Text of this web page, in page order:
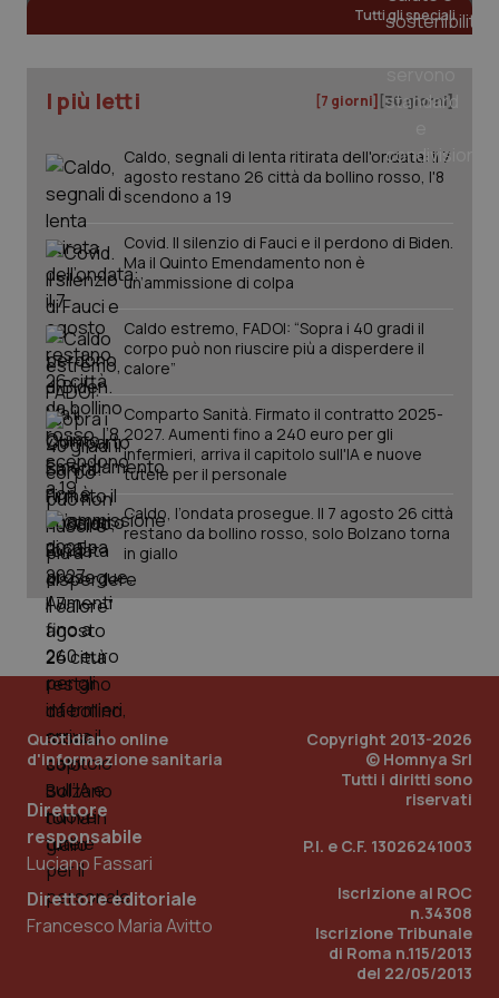
Tutti gli speciali
I più letti [7 giorni] [30 giorni]
Caldo, segnali di lenta ritirata dell'ondata: il 7
agosto restano 26 città da bollino rosso, l'8
scendono a 19
Covid. Il silenzio di Fauci e il perdono di Biden.
Ma il Quinto Emendamento non è
un’ammissione di colpa
Caldo estremo, FADOI: “Sopra i 40 gradi il
corpo può non riuscire più a disperdere il
calore”
Comparto Sanità. Firmato il contratto 2025-
2027. Aumenti fino a 240 euro per gli
infermieri, arriva il capitolo sull'IA e nuove
tutele per il personale
Caldo, l’ondata prosegue. Il 7 agosto 26 città
restano da bollino rosso, solo Bolzano torna
in giallo
Quotidiano online
d'informazione sanitaria
Direttore
responsabile
Luciano Fassari
Direttore editoriale
Francesco Maria Avitto
Copyright 2013-2026
© Homnya Srl
Tutti i diritti sono
riservati
P.I. e C.F. 13026241003
Iscrizione al ROC
n.34308
Iscrizione Tribunale
di Roma n.115/2013
del 22/05/2013
CookieScriptConsent
5
tracking-sites-ironfish-
tracking-enable
www.quotidianosanita.it
tracking-sites-ironfish-
session-id
www.quotidianosanita.it
_ga